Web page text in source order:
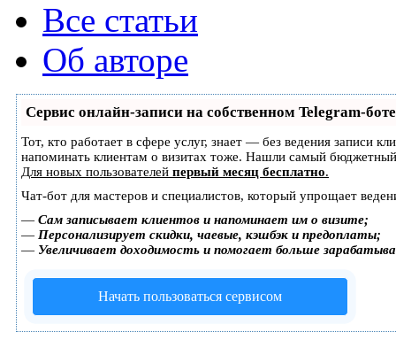
Все статьи
Об авторе
Сервис онлайн-записи на собственном Telegram-боте
Тот, кто работает в сфере услуг, знает — без ведения записи
напоминать клиентам о визитах тоже. Нашли самый
Для новых пользователей первый месяц бесплатно.
Чат-бот для мастеров и специалистов, который упрощает
— Сам записывает клиентов и напоминает им о визите;
— Персонализирует скидки, чаевые, кэшбэк и предоплаты;
— Увеличивает доходимость и помогает больше
Начать пользоваться сервисом